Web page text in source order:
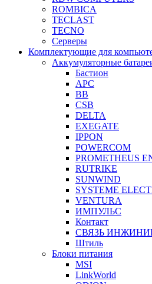
ROMBICA
TECLAST
TECNO
Серверы
Комплектующие для
Аккумуляторные
Бастион
APC
BB
CSB
DELTA
EXEGATE
IPPON
POWERCOM
PROMETHEUS
RUTRIKE
SUNWIND
SYSTEME
VENTURA
ИМПУЛЬС
Контакт
СВЯЗЬ
Штиль
Блоки питания
MSI
LinkWorld